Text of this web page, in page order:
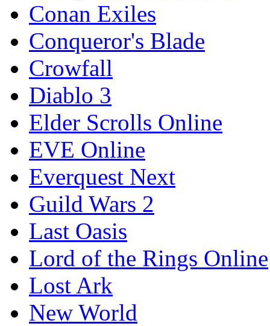
Conan Exiles
Conqueror's Blade
Crowfall
Diablo 3
Elder Scrolls Online
EVE Online
Everquest Next
Guild Wars 2
Last Oasis
Lord of the Rings Online
Lost Ark
New World